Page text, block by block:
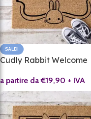
SALDI
Cudly Rabbit Welcome
a partire da€19,90 + IVA